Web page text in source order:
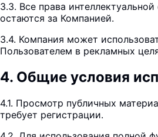
3.3. Все права
остаются за Компанией.
3.4. Компания может
Пользователем в рекламных
4. Общие условия
4.1. Просмотр публичных
требует регистрации.